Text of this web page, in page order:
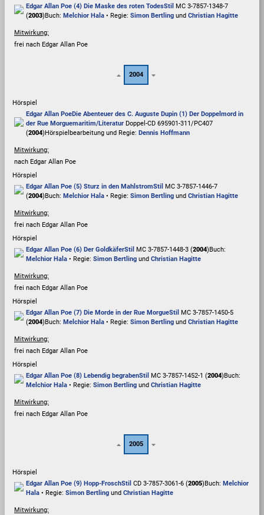
Edgar Allan Poe (4) Die Maske des roten TodesStil MC 3-7857-1348-7
(2003) Buch: Melchior Hala • Regie: Simon Bertling und Christian Hagitte
Mitwirkung:
frei nach Edgar Allan Poe
2004
Hörspiel
Edgar Allan PoeDie Abenteuer des C. Auguste Dupin (1) Der Doppelmord in
der Rue Morguemaritim/Literatur Doppel-CD 695901-311/PC407
(2004) Hörspielbearbeitung und Regie: Dennis Hoffmann
Mitwirkung:
nach Edgar Allan Poe
Hörspiel
Edgar Allan Poe (5) Sturz in den MahlstromStil MC 3-7857-1446-7
(2004) Buch: Melchior Hala • Regie: Simon Bertling und Christian Hagitte
Mitwirkung:
frei nach Edgar Allan Poe
Hörspiel
Edgar Allan Poe (6) Der GoldkäferStil MC 3-7857-1448-3 (2004) Buch:
Melchior Hala • Regie: Simon Bertling und Christian Hagitte
Mitwirkung:
frei nach Edgar Allan Poe
Hörspiel
Edgar Allan Poe (7) Die Morde in der Rue MorgueStil MC 3-7857-1450-5
(2004) Buch: Melchior Hala • Regie: Simon Bertling und Christian Hagitte
Mitwirkung:
frei nach Edgar Allan Poe
Hörspiel
Edgar Allan Poe (8) Lebendig begrabenStil MC 3-7857-1452-1 (2004) Buch:
Melchior Hala • Regie: Simon Bertling und Christian Hagitte
Mitwirkung:
frei nach Edgar Allan Poe
2005
Hörspiel
Edgar Allan Poe (9) Hopp-FroschStil CD 3-7857-3061-6 (2005) Buch: Melchior
Hala • Regie: Simon Bertling und Christian Hagitte
Mitwirkung: